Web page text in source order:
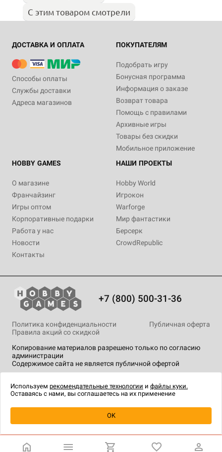
Уведомить о наличии
С этим товаром смотрели
ДОСТАВКА И ОПЛАТА
Способы оплаты
Службы доставки
Адреса магазинов
ПОКУПАТЕЛЯМ
Подобрать игру
Бонусная программа
Информация о заказе
Возврат товара
Помощь с правилами
Архивные игры
Товары без скидки
Мобильное приложение
HOBBY GAMES
О магазине
Франчайзинг
Игры оптом
Корпоративные подарки
Работа у нас
Новости
Контакты
НАШИ ПРОЕКТЫ
Hobby World
Игрокон
Warforge
Мир фантастики
Берсерк
CrowdRepublic
+7 (800) 500-31-36
Копирование материалов разрешено только по согласию
администрации
Содержимое сайта не является публичной офертой
Политика конфиденциальности
Публичная оферта
Правила акций со скидкой
технологии.
Используем рекомендательные технологии и файлы куки.
Оставаясь с нами, вы соглашаетесь на их применение
OK